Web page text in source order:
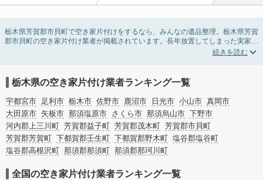
栃木県芳賀郡市貝町で空き家片付けをするなら、みんなの遺品整理。栃木県芳賀
郡市貝町の空き家片付け業者が掲載されています。長年放置してしまった実家の
片付けや、相続したが住む予定のない親の家の不用品の処分・回収・引き取りま
み条件を利用し検索してみましょう。
また家一軒まるごとの掃除方法・空家対策特別措置法の法改正に伴う空き家の片
付けについての情報も豊富です。
栃木県の空き家片付け業者ランキング一覧
宇都宮市 足利市 栃木市 佐野市 鹿沼市 日光市 小山市 真岡市
大田原市 矢板市 那須塩原市 さくら市 那須烏山市 下野市
河内郡上三川町 芳賀郡益子町 芳賀郡茂木町 芳賀郡市貝町
芳賀郡芳賀町 下都賀郡壬生町 下都賀郡野木町 塩谷郡塩谷町
塩谷郡高根沢町 那須郡那須町 那須郡那珂川町
全国の空き家片付け業者ランキング一覧